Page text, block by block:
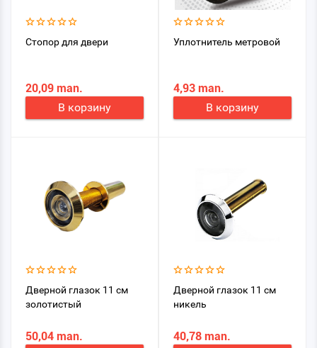
Стопор для двери
20,09 man.
В корзину
Уплотнитель метровой
4,93 man.
В корзину
Дверной глазок 11 см
золотистый
50,04 man.
Дверной глазок 11 см
никель
40,78 man.